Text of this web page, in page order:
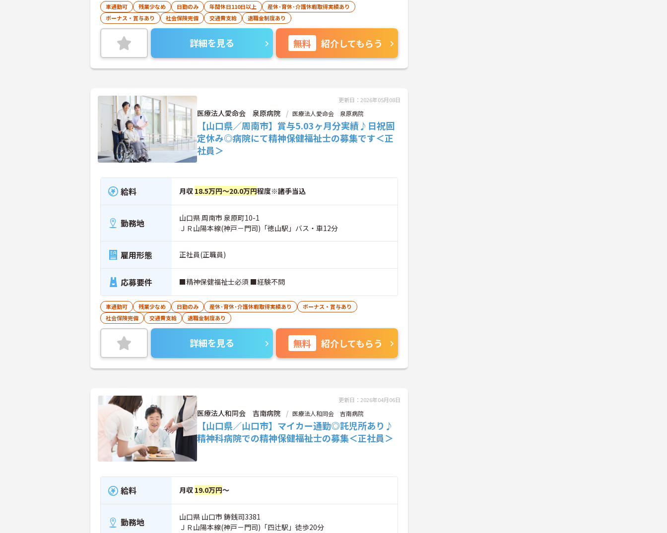
車通勤可 残業少なめ 日勤のみ 年間休日110日以上
産休･育休･介護休暇取得実績あり
ボーナス・賞与あり
社会保険完備 交通費支給 退職金制度あり
詳細を見る 無料 紹介してもらう
更新日：2026年05月08日
医療法人愛命会 泉原病院 医療法人愛命会 泉原病院
【山口県／周南市】賞与5.03ヶ月分実績♪日祝固
定休み◎病院にて精神保健福祉士の募集です＜正
社員＞
給料 月収 18.5万円～20.0万円程度※諸手当込
勤務地
山口県 周南市 泉原町10-1
ＪＲ山陽本線(神戸－門司)「徳山駅」バス・車12分
雇用形態 正社員(正職員)
応募要件 ■精神保健福祉士必須 ■経験不問
車通勤可 残業少なめ 日勤のみ 産休･育休･介護休暇取得実績あり
ボーナス・賞与あり
社会保険完備
交通費支給 退職金制度あり
詳細を見る 無料 紹介してもらう
更新日：2026年04月06日
医療法人和同会 吉南病院 医療法人和同会 吉南病院
【山口県／山口市】マイカー通勤◎託児所あり♪
精神科病院での精神保健福祉士の募集＜正社員＞
給料 月収 19.0万円～
勤務地
山口県 山口市 鋳銭司3381
ＪＲ山陽本線(神戸－門司)「四辻駅」徒歩20分